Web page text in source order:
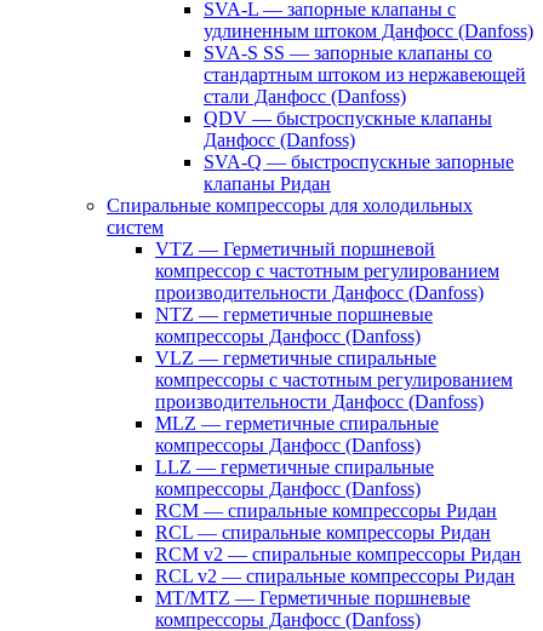
SVA-L — запорные клапаны с
удлиненным штоком Данфосс (Danfoss)
SVA-S SS — запорные клапаны со
стандартным штоком из нержавеющей
стали Данфосс (Danfoss)
QDV — быстроспускные клапаны
Данфосс (Danfoss)
SVA-Q — быстроспускные запорные
клапаны Ридан
Спиральные компрессоры для холодильных
систем
VTZ — Герметичный поршневой
компрессор с частотным регулированием
производительности Данфосс (Danfoss)
NTZ — герметичные поршневые
компрессоры Данфосс (Danfoss)
VLZ — герметичные спиральные
компрессоры с частотным регулированием
производительности Данфосс (Danfoss)
MLZ — герметичные спиральные
компрессоры Данфосс (Danfoss)
LLZ — герметичные спиральные
компрессоры Данфосс (Danfoss)
RCM — спиральные компрессоры Ридан
RCL — спиральные компрессоры Ридан
RCM v2 — спиральные компрессоры Ридан
RCL v2 — спиральные компрессоры Ридан
MT/MTZ — Герметичные поршневые
компрессоры Данфосс (Danfoss)